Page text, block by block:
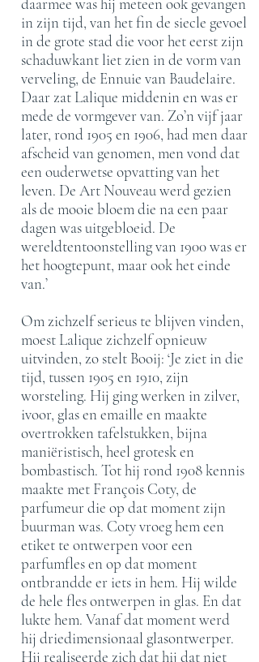
in zijn tijd, van het fin de siecle gevoel
in de grote stad die voor het eerst zijn
schaduwkant liet zien in de vorm van
verveling, de Ennuie van Baudelaire.
Daar zat Lalique middenin en was er
mede de vormgever van. Zo’n vijf jaar
later, rond 1905 en 1906, had men daar
afscheid van genomen, men vond dat
een ouderwetse opvatting van het
leven. De Art Nouveau werd gezien
als de mooie bloem die na een paar
dagen was uitgebloeid. De
wereldtentoonstelling van 1900 was er
het hoogtepunt, maar ook het einde
van.’
Om zichzelf serieus te blijven vinden,
moest Lalique zichzelf opnieuw
uitvinden, zo stelt Booij: ‘Je ziet in die
tijd, tussen 1905 en 1910, zijn
worsteling. Hij ging werken in zilver,
ivoor, glas en emaille en maakte
overtrokken tafelstukken, bijna
maniëristisch, heel grotesk en
bombastisch. Tot hij rond 1908 kennis
maakte met François Coty, de
parfumeur die op dat moment zijn
buurman was. Coty vroeg hem een
etiket te ontwerpen voor een
parfumfles en op dat moment
ontbrandde er iets in hem. Hij wilde
de hele fles ontwerpen in glas. En dat
lukte hem. Vanaf dat moment werd
hij driedimensionaal glasontwerper.
Hij realiseerde zich dat hij dat niet